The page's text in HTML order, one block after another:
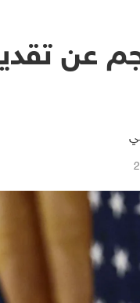
عن